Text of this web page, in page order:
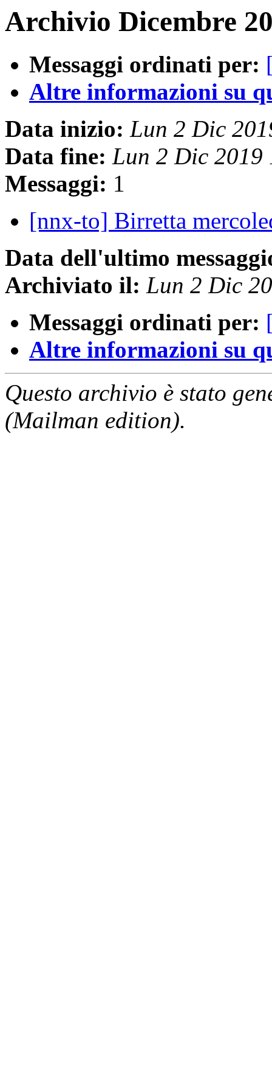
Archivio Dicembre
Messaggi ordinati per:
Altre informazioni su
Data inizio: Lun 2 Dic
Data fine: Lun 2 Dic 2019
Messaggi: 1
[nnx-to] Birretta
Data dell'ultimo
Archiviato il: Lun 2 Dic
Messaggi ordinati per:
Altre informazioni su
Questo archivio è stato
(Mailman edition).